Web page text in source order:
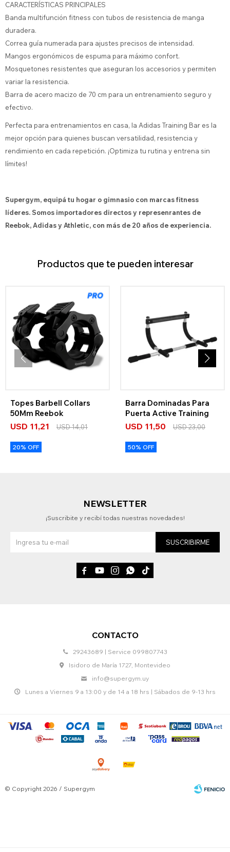
CARACTERÍSTICAS PRINCIPALES
Banda multifunción fitness con tubos de resistencia de manga
duradera.
Correa guía numerada para ajustes precisos de intensidad.
Mangos ergonómicos de espuma para máximo confort.
Mosquetones resistentes que aseguran los accesorios y permiten
variar la resistencia.
Barra de acero macizo de 70 cm para un entrenamiento seguro y
efectivo.
Perfecta para entrenamientos en casa, la Adidas Training Bar es la
mejor opción para quienes buscan versatilidad, resistencia y
rendimiento en cada repetición. ¡Optimiza tu rutina y entrena sin
límites!
Supergym, equipá tu hogar o gimnasio con marcas fitness
líderes. Somos importadores directos y represenrantes de
Reebok, Adidas y Athletic, con más de 20 años de experiencia.
Productos que te pueden interesar
Topes Barbell Collars
50Mm Reebok
USD 11,21 USD14,01
20% OFF
Barra Dominadas Para
Puerta Active Training
USD 11,50 USD23,00
50% OFF
CONTACTO
29243689 | Service 099807743
Isidoro de María 1727, Montevideo
info@supergym.uy
Lunes a Viernes 9 a 13:00 y de 14 a 18 hrs | Sábados de 9-13 hrs
NEWSLETTER
¡Suscribite y recibí todas nuestras novedades!
SUSCRIBIRME
    
© Copyright 2026 / Supergym